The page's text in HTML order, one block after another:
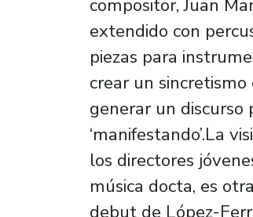
compositor, Juan
extendido con
piezas para
crear un
generar un
‘manifestando’.La
los directores
música docta, es
debut de López-